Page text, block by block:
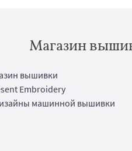
Магазин
вышивки
Embroidery
машинной вышивки